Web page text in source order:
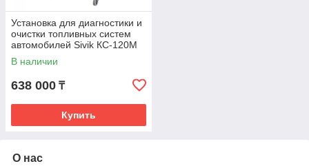
Установка для диагностики и
очистки топливных систем
автомобилей Sivik КС-120М
В наличии
638 000 ₸
Купить
О нас